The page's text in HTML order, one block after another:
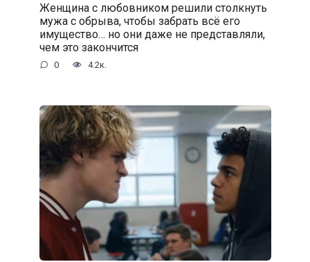
Женщина с любовником решили столкнуть
мужа с обрыва, чтобы забрать всё его
имущество… но они даже не представляли,
чем это закончится
0 4.2к.